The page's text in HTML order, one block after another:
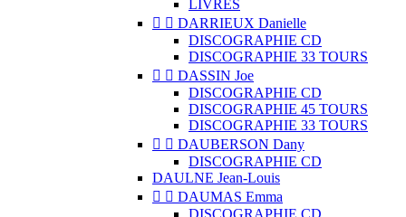
LIVRES
  DARRIEUX Danielle
DISCOGRAPHIE CD
DISCOGRAPHIE 33 TOURS
  DASSIN Joe
DISCOGRAPHIE CD
DISCOGRAPHIE 45 TOURS
DISCOGRAPHIE 33 TOURS
  DAUBERSON Dany
DISCOGRAPHIE CD
DAULNE Jean-Louis
  DAUMAS Emma
DISCOGRAPHIE CD